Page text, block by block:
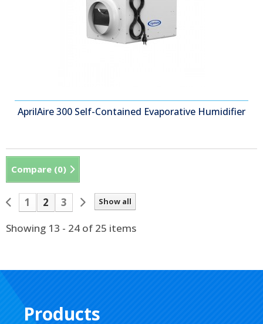
AprilAire 300 Self-Contained Evaporative Humidifier
Compare (0)
Show all
1 2
3
Showing 13 - 24 of 25 items
Products